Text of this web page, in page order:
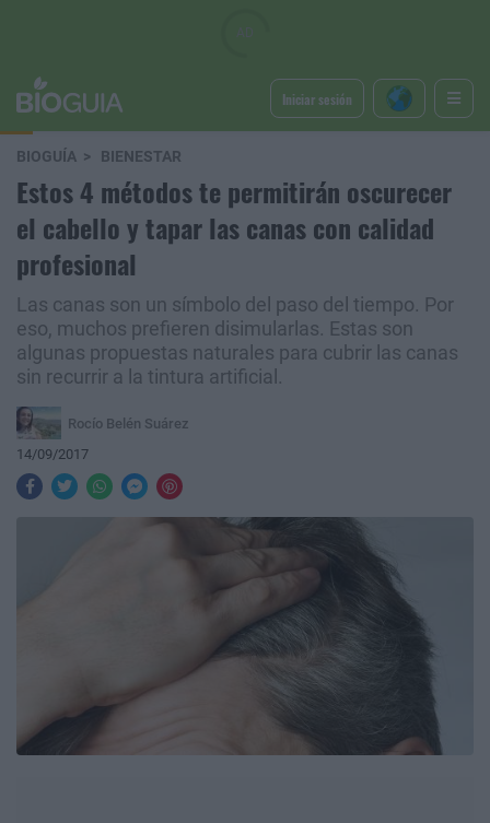
Iniciar sesión
BIOGUÍA BIENESTAR
Estos 4 métodos te permitirán oscurecer
el cabello y tapar las canas con calidad
profesional
Las canas son un símbolo del paso del tiempo. Por
eso, muchos prefieren disimularlas. Estas son
algunas propuestas naturales para cubrir las canas
sin recurrir a la tintura artificial.
Rocío Belén Suárez
14/09/2017